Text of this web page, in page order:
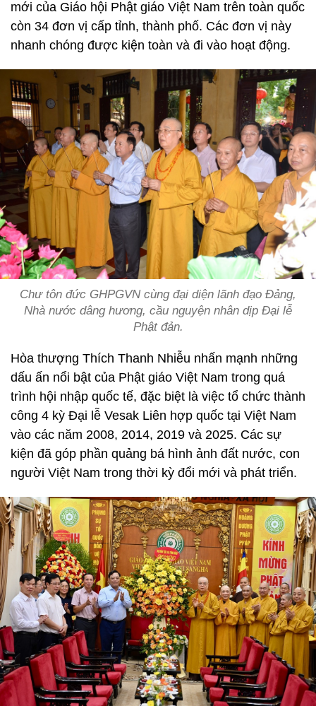
mới của Giáo hội Phật giáo Việt Nam trên toàn quốc
còn 34 đơn vị cấp tỉnh, thành phố. Các đơn vị này
nhanh chóng được kiện toàn và đi vào hoạt động.
Chư tôn đức GHPGVN cùng đại diện lãnh đạo Đảng,
Nhà nước dâng hương, cầu nguyện nhân dịp Đại lễ
Phật đản.
Hòa thượng Thích Thanh Nhiễu nhấn mạnh những
dấu ấn nổi bật của Phật giáo Việt Nam trong quá
trình hội nhập quốc tế, đặc biệt là việc tổ chức thành
công 4 kỳ Đại lễ Vesak Liên hợp quốc tại Việt Nam
vào các năm 2008, 2014, 2019 và 2025. Các sự
kiện đã góp phần quảng bá hình ảnh đất nước, con
người Việt Nam trong thời kỳ đổi mới và phát triển.